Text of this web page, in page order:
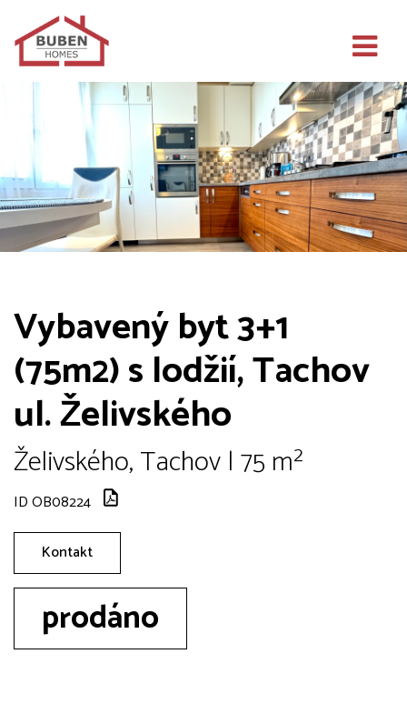
Vybavený byt 3+1
(75m2) s lodžií, Tachov
ul. Želivského
Želivského, Tachov | 75 m²
ID OB08224
Kontakt
prodáno